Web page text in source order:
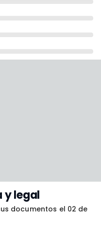
y legal
documentos el 02 de